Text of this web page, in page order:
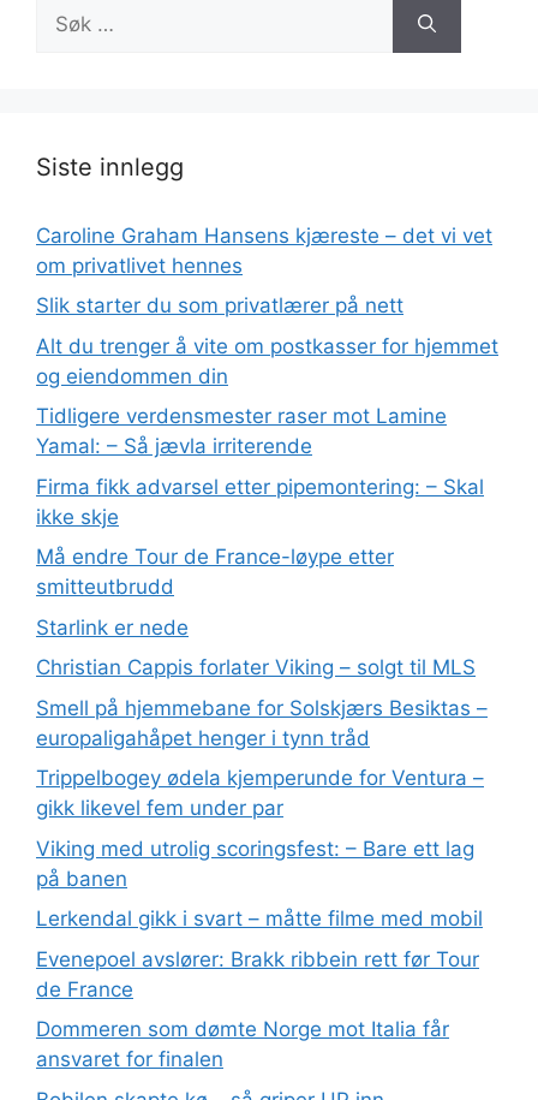
etter:
Siste innlegg
Caroline Graham Hansens kjæreste – det vi vet
om privatlivet hennes
Slik starter du som privatlærer på nett
Alt du trenger å vite om postkasser for hjemmet
og eiendommen din
Tidligere verdensmester raser mot Lamine
Yamal: – Så jævla irriterende
Firma fikk advarsel etter pipemontering: – Skal
ikke skje
Må endre Tour de France-løype etter
smitteutbrudd
Starlink er nede
Christian Cappis forlater Viking – solgt til MLS
Smell på hjemmebane for Solskjærs Besiktas –
europaligahåpet henger i tynn tråd
Trippelbogey ødela kjemperunde for Ventura –
gikk likevel fem under par
Viking med utrolig scoringsfest: – Bare ett lag
på banen
Lerkendal gikk i svart – måtte filme med mobil
Evenepoel avslører: Brakk ribbein rett før Tour
de France
Dommeren som dømte Norge mot Italia får
ansvaret for finalen